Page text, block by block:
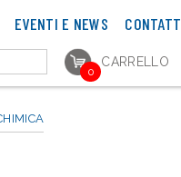
EVENTI E NEWS
CARRELLO
0